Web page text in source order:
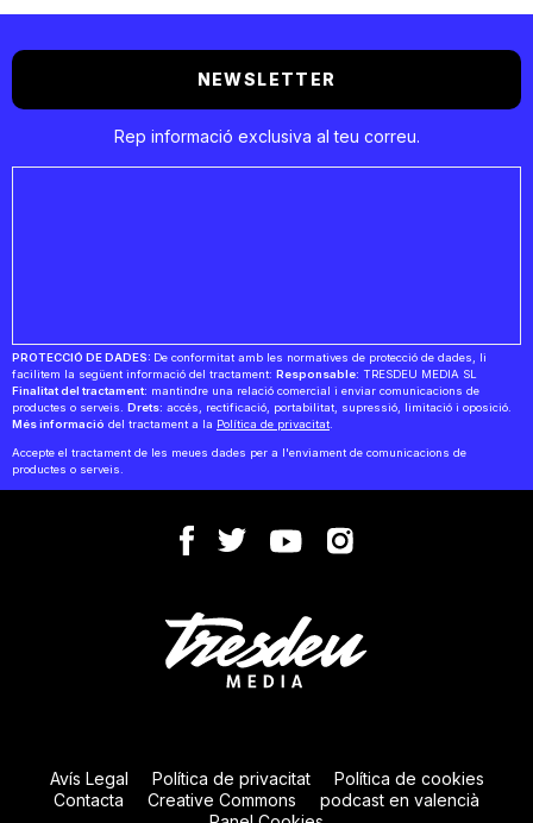
NEWSLETTER
Rep informació exclusiva al teu correu.
PROTECCIÓ DE DADES: De conformitat amb les normatives de protecció de dades, li
facilitem la següent informació del tractament: Responsable: TRESDEU MEDIA SL
Finalitat del tractament: mantindre una relació comercial i enviar comunicacions de
productes o serveis. Drets: accés, rectificació, portabilitat, supressió, limitació i oposició.
Més informació del tractament a la Política de privacitat
Accepte el tractament de les meues dades per a l'enviament de comunicacions de
productes o serveis.
Avís Legal Política de privacitat
Política de cookies
Contacta
Creative Commons
podcast en valencià